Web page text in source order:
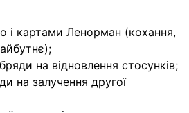
і картами Ленорман (кохання,
на відновлення стосунків;
на залучення другої